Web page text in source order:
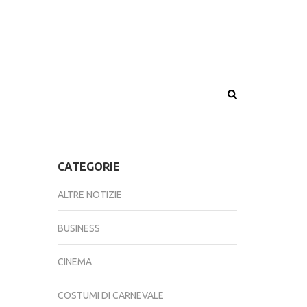
CATEGORIE
ALTRE NOTIZIE
BUSINESS
CINEMA
COSTUMI DI CARNEVALE